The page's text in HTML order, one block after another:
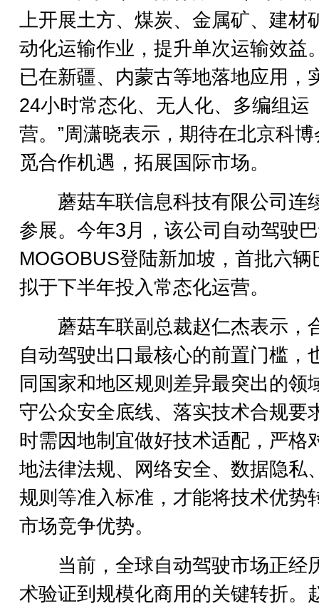
上开展土方、煤炭、金属矿、建材
动化运输作业，提升单次运输效益
已在新疆、内蒙古等地落地应用，
24小时常态化、无人化、多编组运
营。”周潇晓表示，期待在北京科
觅合作机遇，拓展国际市场。
蘑菇车联信息科技有限公司连
参展。今年3月，该公司自动驾驶
MOGOBUS登陆新加坡，首批六辆
拟于下半年投入常态化运营。
蘑菇车联副总裁赵仁杰表示，
自动驾驶出口最核心的前置门槛，
同国家和地区规则差异最突出的领
守公众安全底线、落实技术合规要
时需因地制宜做好技术适配，严格
地法律法规、网络安全、数据隐私
规则等准入标准，才能将技术优势
市场竞争优势。
当前，全球自动驾驶市场正经
术验证到规模化商用的关键转折。